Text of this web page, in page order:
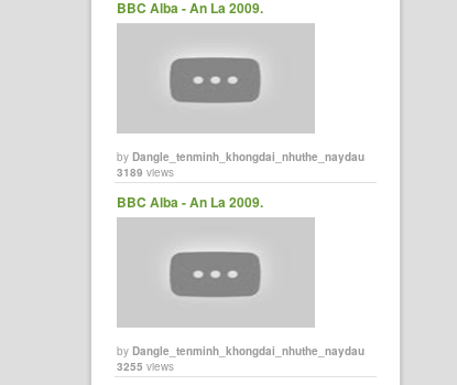
BBC Alba - An La 2009.
byDangle_tenminh_khongdai_nhuthe_naydau
3189 views
BBC Alba - An La 2009.
byDangle_tenminh_khongdai_nhuthe_naydau
3255 views